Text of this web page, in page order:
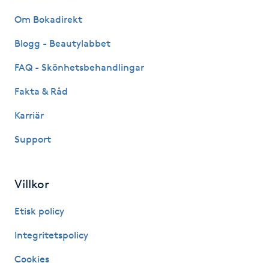
Gua Sha-massage
H
Hatha Yoga
Healing
Hollywood Peel
Om Bokadirekt
Blogg - Beautylabbet
FAQ - Skönhetsbehandlingar
Fakta & Råd
Karriär
Support
Villkor
Etisk policy
Integritetspolicy
Cookies